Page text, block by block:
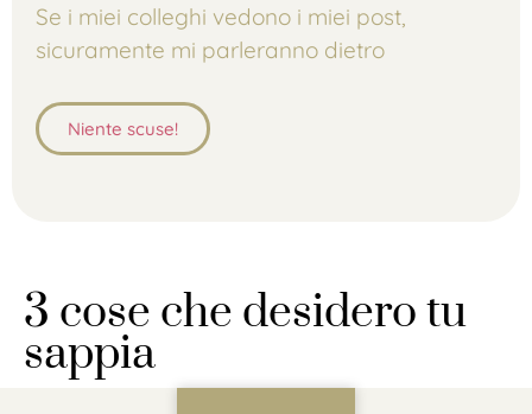
Se i miei colleghi vedono i miei post,
sicuramente mi parleranno dietro
Niente scuse!
3 cose che desidero tu
sappia